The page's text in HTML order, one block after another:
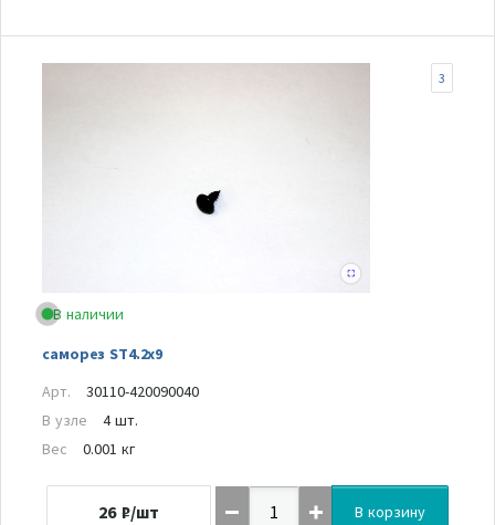
В наличии
саморез ST4.2x9
3
Арт.
30110-420090040
В узле
4 шт.
Вес
0.001 кг
26 ₽/шт В корзину